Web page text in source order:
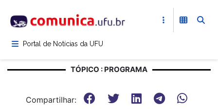
para
conteúdoPortal de Notícias da UFU
TÓPICO : PROGRAMA
Compartilhar: